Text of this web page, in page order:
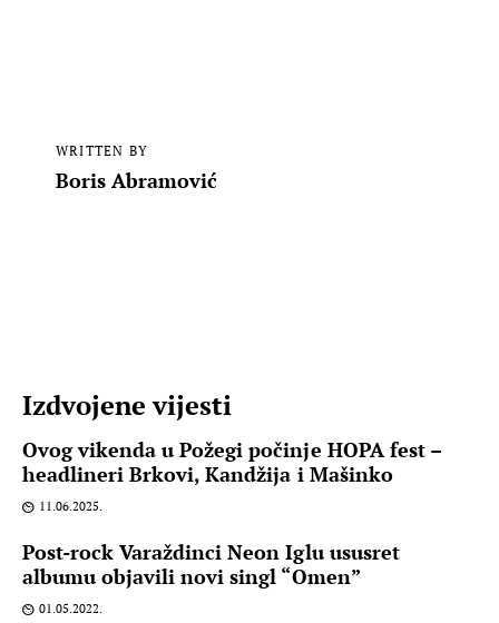
WRITTEN BY
Boris Abramović
Izdvojene vijesti
Ovog vikenda u Požegi počinje HOPA fest –
headlineri Brkovi, Kandžija i Mašinko
11.06.2025.
Post-rock Varaždinci Neon Iglu ususret
albumu objavili novi singl “Omen”
01.05.2022.